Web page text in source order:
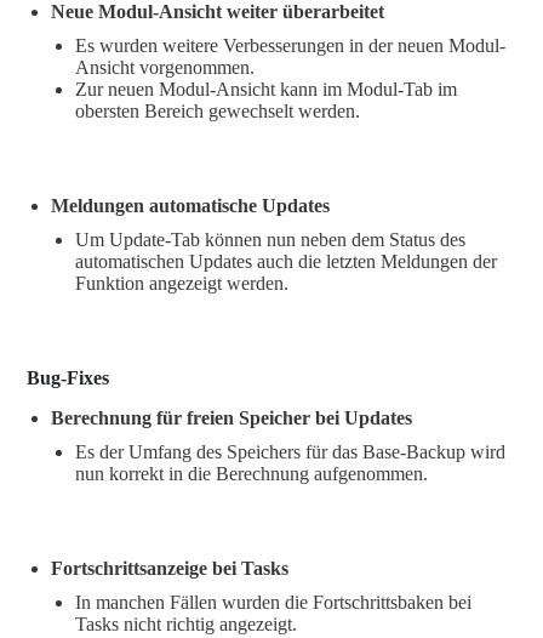
Neue Modul-Ansicht weiter überarbeitet
Es wurden weitere Verbesserungen in der neuen Modul-
Ansicht vorgenommen.
Zur neuen Modul-Ansicht kann im Modul-Tab im
obersten Bereich gewechselt werden.
Meldungen automatische Updates
Um Update-Tab können nun neben dem Status des
automatischen Updates auch die letzten Meldungen der
Funktion angezeigt werden.
Bug-Fixes
Berechnung für freien Speicher bei Updates
Es der Umfang des Speichers für das Base-Backup wird
nun korrekt in die Berechnung aufgenommen.
Fortschrittsanzeige bei Tasks
In manchen Fällen wurden die Fortschrittsbaken bei
Tasks nicht richtig angezeigt.